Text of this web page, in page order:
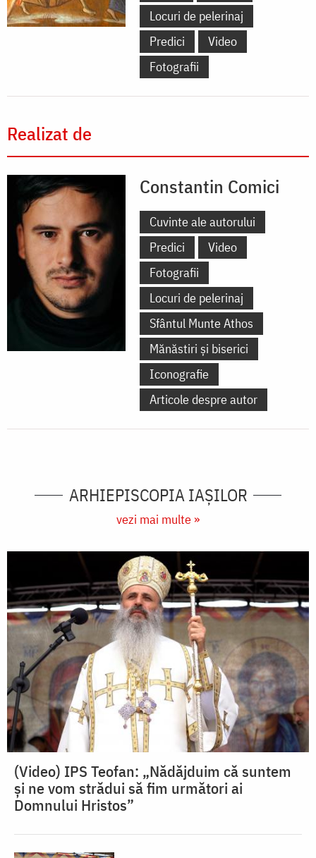
Locuri de pelerinaj
Predici
Video
Fotografii
Realizat de
Constantin Comici
Cuvinte ale autorului
Predici
Video
Fotografii
Locuri de pelerinaj
Sfântul Munte Athos
Mănăstiri și biserici
Iconografie
Articole despre autor
ARHIEPISCOPIA IAŞILOR
vezi mai multe »
(Video) IPS Teofan: „Nădăjduim că suntem
și ne vom strădui să fim următori ai
Domnului Hristos”